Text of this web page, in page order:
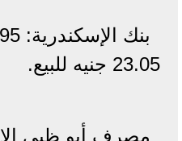
23.05 جنيه للبيع.